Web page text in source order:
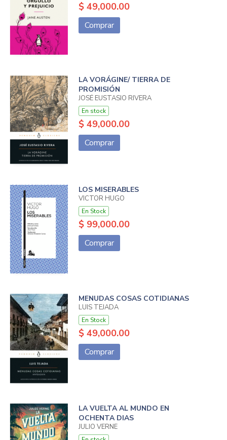
$ 49,000.00
Comprar
LA VORÁGINE/ TIERRA DE
PROMISIÓN
JOSÉ EUSTASIO RIVERA
En stock
$ 49,000.00
Comprar
LOS MISERABLES
VICTOR HUGO
En Stock
$ 99,000.00
Comprar
MENUDAS COSAS COTIDIANAS
LUIS TEJADA
En Stock
$ 49,000.00
Comprar
LA VUELTA AL MUNDO EN
OCHENTA DIAS
JULIO VERNE